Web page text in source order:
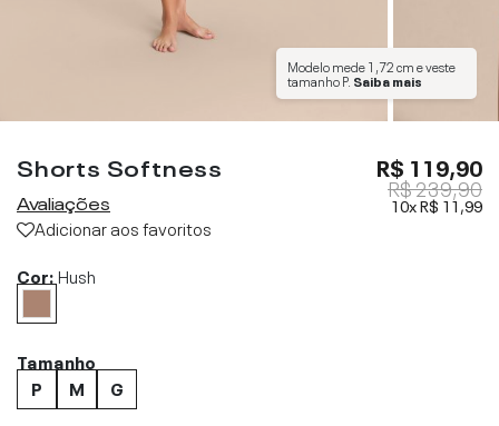
Modelo mede1,72 cme veste
tamanhoP. Saiba mais
Shorts Softness
Avaliações
Adicionar aos favoritos
R$ 119,90
R$ 239,90
10xR$ 11,99
Cor:Hush
Tamanho
P
M G